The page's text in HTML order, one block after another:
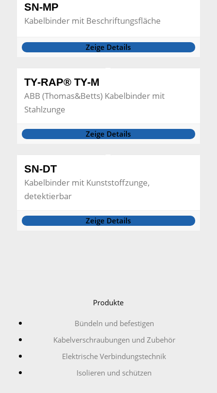
SN-MP
Kabelbinder mit Beschriftungsfläche
Zeige Details
TY-RAP® TY-M
ABB (Thomas&Betts) Kabelbinder mit
Stahlzunge
Zeige Details
SN-DT
Kabelbinder mit Kunststoffzunge,
detektierbar
Zeige Details
Produkte
Bündeln und befestigen
Kabelverschraubungen und Zubehör
Elektrische Verbindungstechnik
Isolieren und schützen